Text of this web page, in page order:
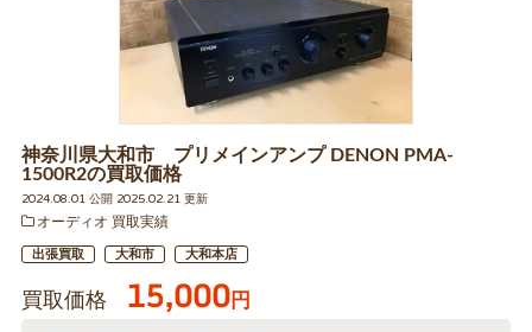
神奈川県大和市 プリメインアンプ DENON PMA-
1500R2の買取価格
2024.08.01 公開 2025.02.21 更新
オーディオ 買取実績
出張買取 大和市 大和本店
買取価格 15,000円